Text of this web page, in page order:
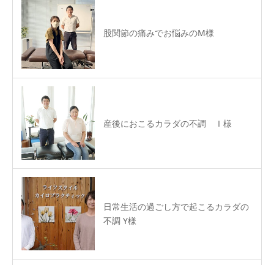
股関節の痛みでお悩みのM様
産後におこるカラダの不調 Ｉ様
日常生活の過ごし方で起こるカラダの
不調 Y様